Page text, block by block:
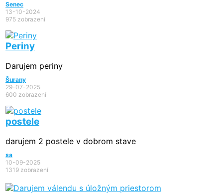
Senec
13-10-2024
975 zobrazení
Periny
Darujem periny
Šurany
29-07-2025
600 zobrazení
postele
darujem 2 postele v dobrom stave
sa
10-09-2025
1319 zobrazení